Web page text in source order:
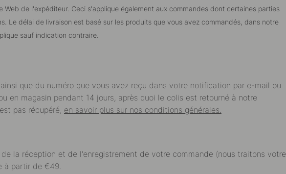
de l'expéditeur. Ceci s'applique également aux commandes dont certaines parties
Le délai de livraison est basé sur les produits que vous avez commandés, dans notre
sauf indication contraire.
que du numéro que vous avez reçu dans votre notification par e-mail ou
en magasin pendant 14 jours, après quoi le colis est retourné à notre
pas récupéré, en savoir plus sur nos conditions générales.
la réception et de l'enregistrement de votre commande (nous traitons votre
à partir de €49.